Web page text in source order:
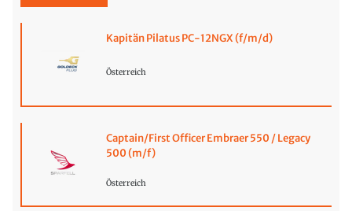
Kapitän Pilatus PC-12NGX (f/m/d)
Österreich
Captain/First Officer Embraer 550 / Legacy
500 (m/f)
Österreich